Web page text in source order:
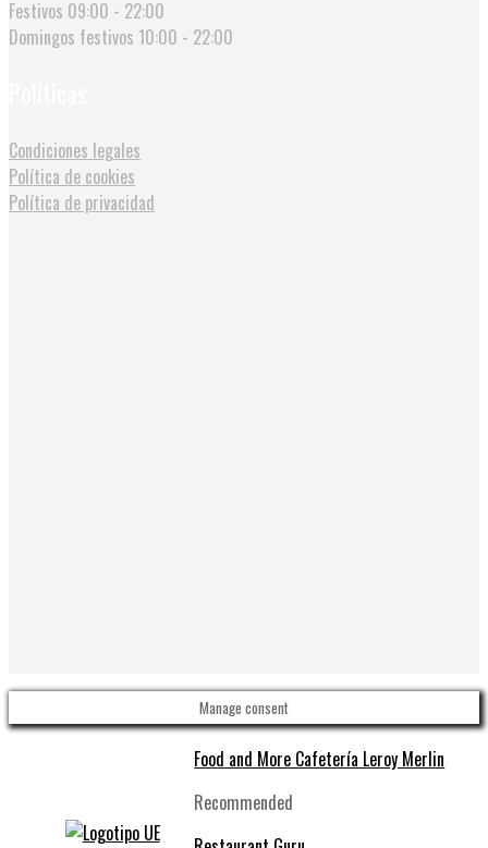
Festivos 09:00 - 22:00
Domingos festivos 10:00 - 22:00
Condiciones legales
Política de cookies
Política de privacidad
Manage consent
Food and More Cafetería Leroy Merlin
Recommended